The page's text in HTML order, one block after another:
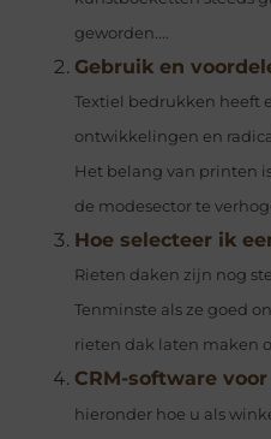
geworden....
Gebruik en
Textiel bedrukken heeft
ontwikkelingen en
Het belang van printen
de modesector te
Hoe selecteer ik
Rieten daken zijn nog
Tenminste als ze goed
rieten dak laten maken
CRM-software
hieronder hoe u als